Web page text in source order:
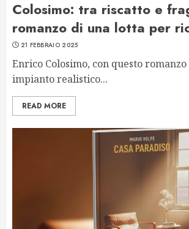
Colosimo: tra riscatto e
romanzo di una lotta per
21 FEBBRAIO 2025
Enrico Colosimo, con questo
impianto realistico...
READ MORE